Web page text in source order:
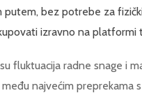
bez potrebe za
izravno na
fluktuacija radne snage i
najvećim preprekama